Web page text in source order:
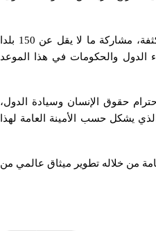
ويعرف مؤتمر مراكش (10 – 11 دجنبر)، الذي يعد ثمرة 18 شهرا من المفاوضات المكثفة، مشاركة ما لا يقل عن 150 بلدا
والحكومات في هذا الموعد
حقوق الإنسان وسيادة الدول،
يشكل حسب الأمينة العامة لهذا
من خلاله تطوير ميثاق عالمي من